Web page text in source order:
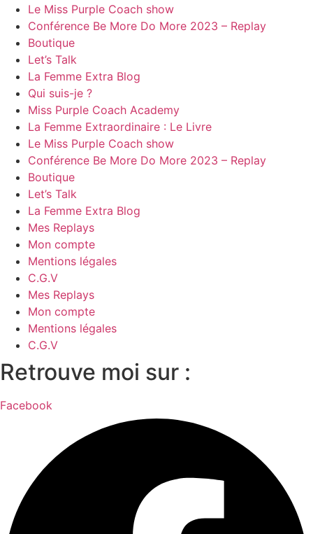
Le Miss Purple Coach show
Conférence Be More Do More 2023 – Replay
Boutique
Let’s Talk
La Femme Extra Blog
Qui suis-je ?
Miss Purple Coach Academy
La Femme Extraordinaire : Le Livre
Le Miss Purple Coach show
Conférence Be More Do More 2023 – Replay
Boutique
Let’s Talk
La Femme Extra Blog
Mes Replays
Mon compte
Mentions légales
C.G.V
Mes Replays
Mon compte
Mentions légales
C.G.V
Retrouve moi sur :
Facebook